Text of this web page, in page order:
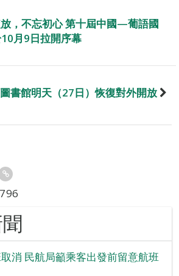
，不忘初心 第十屆中國—葡語國
月9日拉開序幕
書館明天（27日）恢復對外開放
消 民航局籲乘客出發前留意航班